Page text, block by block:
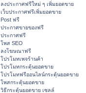
ลงประกาศฟรีใหม่ ๆ เพิ่มยอดขาย
เว็บประกาศฟรีเพิ่มยอดขาย
Post ฟรี
ประกาศขายของฟรี
ประกาศฟรี
โพส SEO
ลงโฆษณาฟรี
โปรโมทเพจร้านค้า
โปรโมทกระตุ้นยอดขาย
โปรโมทฟรีออนไลน์กระตุ้นยอดขาย
โพสกระตุ้นยอดขาย
วิธีกระตุ้นยอดขาย เซลล์